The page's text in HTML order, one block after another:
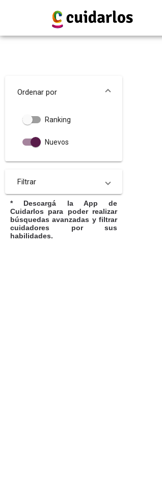
Ordenar por
Ranking
Nuevos
Filtrar
* Descargá la App de
Cuidarlos para poder realizar
búsquedas avanzadas y filtrar
cuidadores por sus
habilidades.